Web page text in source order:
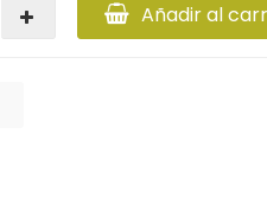
Añadir al